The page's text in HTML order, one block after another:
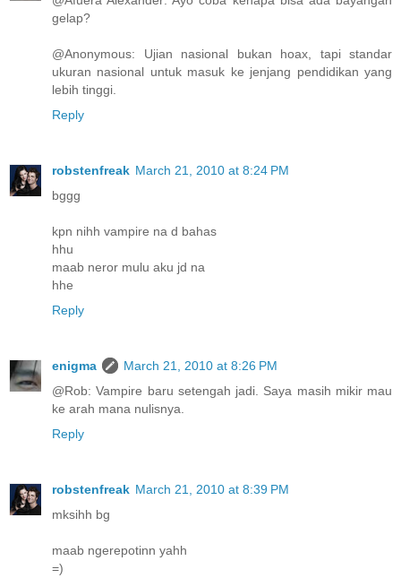
gelap?
@Anonymous: Ujian nasional bukan hoax, tapi standar
ukuran nasional untuk masuk ke jenjang pendidikan yang
lebih tinggi.
Reply
robstenfreak March 21, 2010 at 8:24 PM
bggg
kpn nihh vampire na d bahas
hhu
maab neror mulu aku jd na
hhe
Reply
enigma
March 21, 2010 at 8:26 PM
@Rob: Vampire baru setengah jadi. Saya masih mikir mau
ke arah mana nulisnya.
Reply
robstenfreak March 21, 2010 at 8:39 PM
mksihh bg
maab ngerepotinn yahh
=)